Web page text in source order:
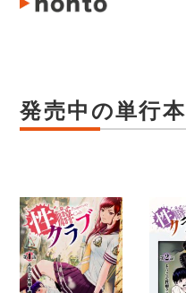
発売中の単行本